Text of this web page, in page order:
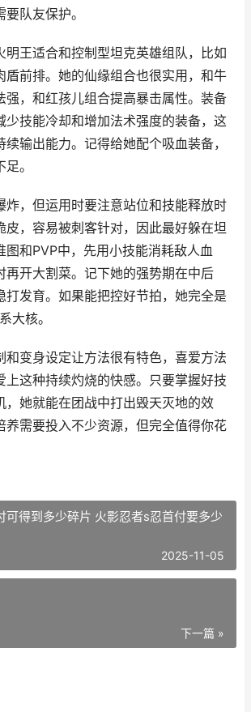
队友保护。
明王适合和控制型坦克英雄组队，比如
盾前排。她的仙缘组合也很实用，和牛
强，和红孩儿组合提高暴击属性。装备
少技能冷却和增加法术强度的装备，这
输出能力。记得给她配个吸血装备，
。
炸，但运用时要注意站位和技能释放时
皮，容易被刺客针对，因此最好躲在坦
图和PVP中，先用小技能消耗敌人血
再开大割菜。记下她的强势期在中后
打发育。如果能把控好节拍，她完全是
大核。
和变身设定让方法很有特色，喜爱方法
上这种持续灼烧的快感。只要掌握好技
，她就能在团战中打出毁天灭地的效
养需要投入不少资源，但完全值得你花
可得到多少碎片 火影忍者s忍首付要多少
2025-11-05
下一篇 »